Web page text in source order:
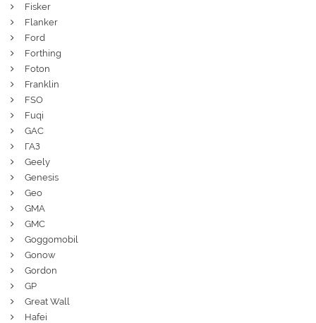
Fisker
Flanker
Ford
Forthing
Foton
Franklin
FSO
Fuqi
GAC
ГАЗ
Geely
Genesis
Geo
GMA
GMC
Goggomobil
Gonow
Gordon
GP
Great Wall
Hafei